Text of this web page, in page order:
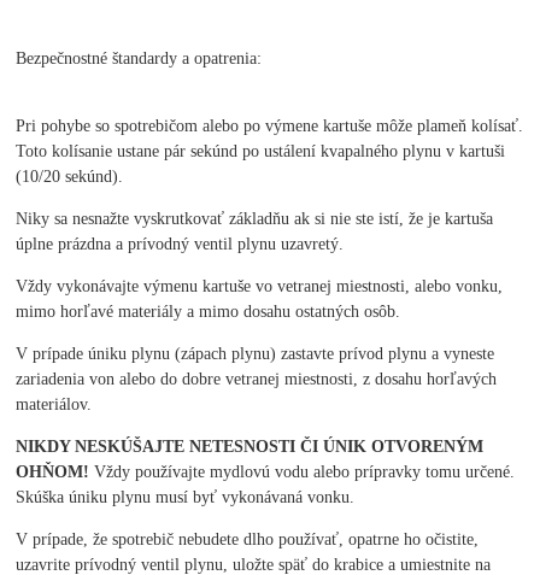
Bezpečnostné štandardy a opatrenia:
Pri pohybe so spotrebičom alebo po výmene kartuše môže plameň kolísať.
Toto kolísanie ustane pár sekúnd po ustálení kvapalného plynu v kartuši
(10/20 sekúnd).
Niky sa nesnažte vyskrutkovať základňu ak si nie ste istí, že je kartuša
úplne prázdna a prívodný ventil plynu uzavretý.
Vždy vykonávajte výmenu kartuše vo vetranej miestnosti, alebo vonku,
mimo horľavé materiály a mimo dosahu ostatných osôb.
V prípade úniku plynu (zápach plynu) zastavte prívod plynu a vyneste
zariadenia von alebo do dobre vetranej miestnosti, z dosahu horľavých
materiálov.
NIKDY NESKÚŠAJTE NETESNOSTI ČI ÚNIK OTVORENÝM
OHŇOM! Vždy používajte mydlovú vodu alebo prípravky tomu určené.
Skúška úniku plynu musí byť vykonávaná vonku.
V prípade, že spotrebič nebudete dlho používať, opatrne ho očistite,
uzavrite prívodný ventil plynu, uložte späť do krabice a umiestnite na